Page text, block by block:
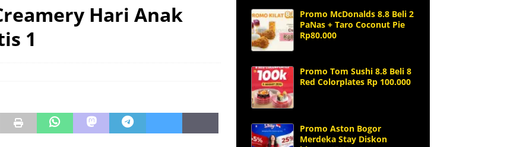
Hari Anak
1
Promo McDonalds 8.8 Beli 2
PaNas + Taro Coconut Pie
Rp80.000
Promo Tom Sushi 8.8 Beli 8
Red Colorplates Rp 100.000
Promo Aston Bogor
Merdeka Stay Diskon